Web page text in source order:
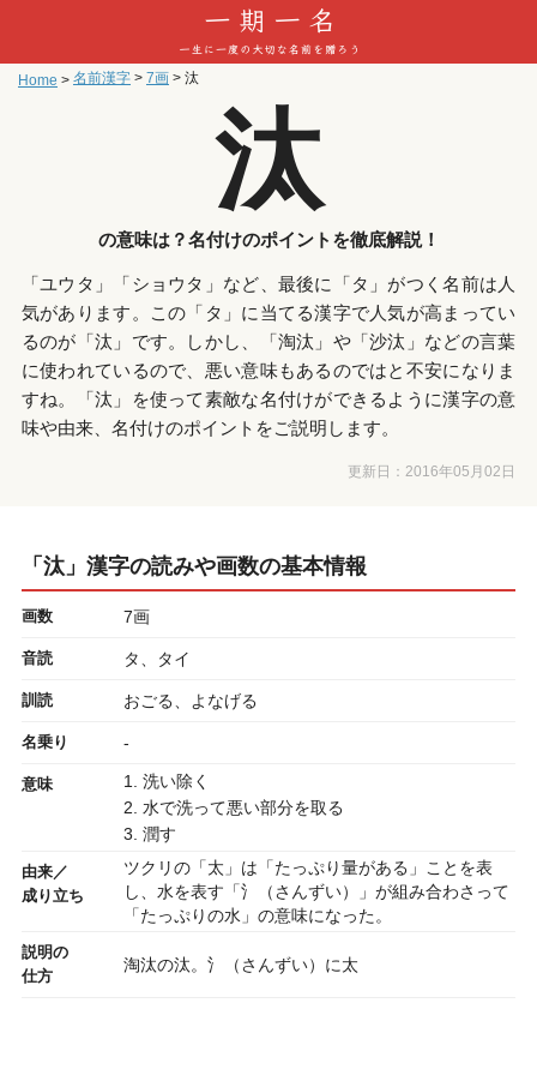
Home > 名前漢字 > 7画 > 汰
汰
の意味は？名付けのポイントを徹底解説！
「ユウタ」「ショウタ」など、最後に「タ」がつく名前は人
気があります。この「タ」に当てる漢字で人気が高まってい
るのが「汰」です。しかし、「淘汰」や「沙汰」などの言葉
に使われているので、悪い意味もあるのではと不安になりま
すね。「汰」を使って素敵な名付けができるように漢字の意
味や由来、名付けのポイントをご説明します。
更新日： 2016年05月02日
「汰」漢字の読みや画数の基本情報
画数 7画
音読 タ、タイ
訓読 おごる、よなげる
名乗り -
意味
1. 洗い除く
2. 水で洗って悪い部分を取る
3. 潤す
由来／
成り立ち
ツクリの「太」は「たっぷり量がある」ことを表
し、水を表す「氵（さんずい）」が組み合わさって
「たっぷりの水」の意味になった。
説明の
仕方
淘汰の汰。氵（さんずい）に太